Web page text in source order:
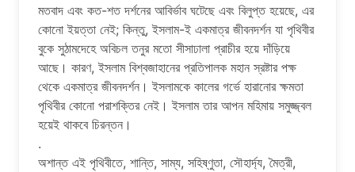
মতবাদ এবং কত-শত দর্শনের আবির্ভাব ঘটেছে এবং বিলুপ্ত হয়েছে, এর
কোনো ইয়ত্তা নেই; কিন্তু, ইসলাম-ই একমাত্র জীবনদর্শন যা পৃথিবীর
বুকে সুঠামদেহে অবিচল তনুর মতো সীসাঢালা প্রাচীর হয়ে দাঁড়িয়ে
আছে। কারণ, ইসলাম বিশ্বজাহানের প্রতিপালক মহান স্রষ্টার পক্ষ
থেকে একমাত্র জীবনদর্শন। ইসলামকে কালের গর্ভে হারানোর ক্ষমতা
পৃথিবীর কোনো পরাশক্তির নেই। ইসলাম তার আপন মহিমায় সমুজ্জ্বল
হয়েই থাকবে চিরন্তন।
.
অশান্ত এই পৃথিবীতে, শান্তি, সাম্য, সহিষ্ণুতা, সৌহার্দ্য, মৈত্রী,